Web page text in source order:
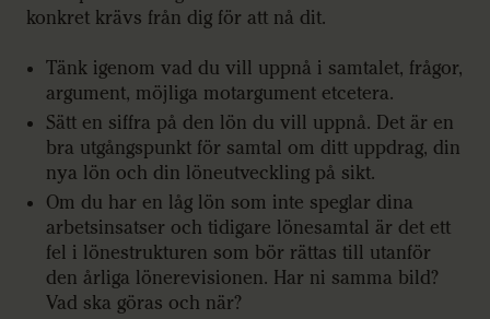
konkret krävs från dig för att nå dit.
Tänk igenom vad du vill uppnå i samtalet, frågor,
argument, möjliga motargument etcetera.
Sätt en siffra på den lön du vill uppnå. Det är en
bra utgångspunkt för samtal om ditt uppdrag, din
nya lön och din löneutveckling på sikt.
Om du har en låg lön som inte speglar dina
arbetsinsatser och tidigare lönesamtal är det ett
fel i lönestrukturen som bör rättas till utanför
den årliga lönerevisionen. Har ni samma bild?
Vad ska göras och när?